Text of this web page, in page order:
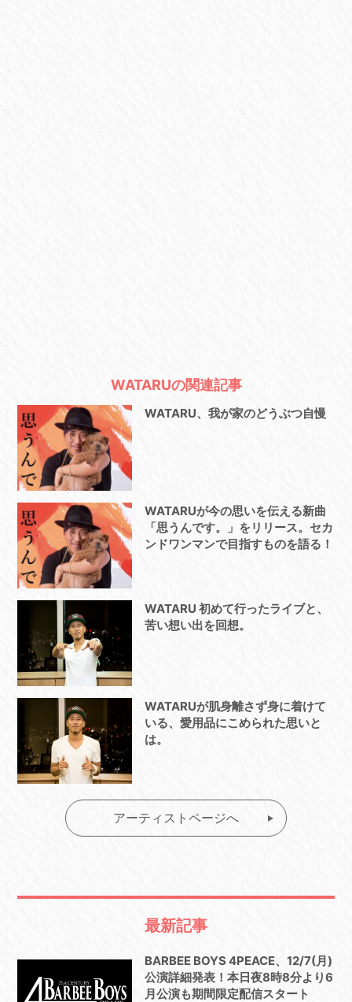
WATARUの関連記事
WATARU、我が家のどうぶつ自慢
WATARUが今の思いを伝える新曲
「思うんです。」をリリース。セカ
ンドワンマンで目指すものを語る！
WATARU 初めて行ったライブと、
苦い想い出を回想。
WATARUが肌身離さず身に着けて
いる、愛用品にこめられた思いと
は。
アーティストページへ
最新記事
BARBEE BOYS 4PEACE、12/7(月)
公演詳細発表！本日夜8時8分より6
月公演も期間限定配信スタート